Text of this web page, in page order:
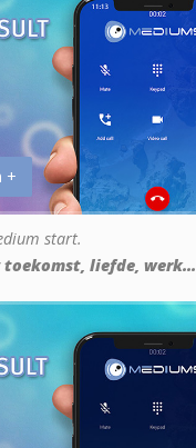
+
start.
toekomst, liefde, werk...